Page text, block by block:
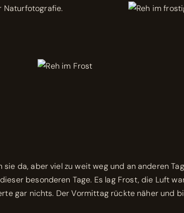
sie da, aber viel zu weit weg und an anderen
besonderen Tage. Es lag Frost, die Luft
gar nichts. Der Vormittag rückte näher und